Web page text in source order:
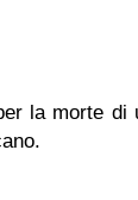
la morte di